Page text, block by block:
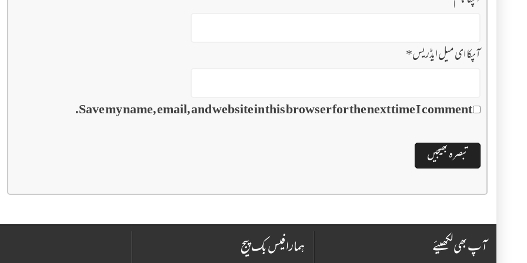
آپکا ای میل ایڈریس*
Save my name, email, and website in this browser for the next time I comment.
ہمارا فیس بک پیج آپ بھی لکھیئے